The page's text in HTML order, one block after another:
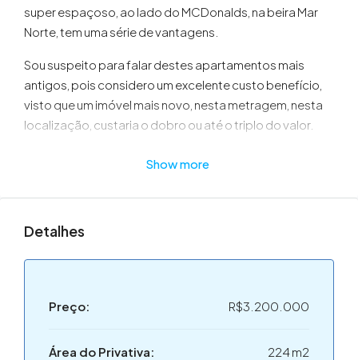
super espaçoso, ao lado do MCDonalds, na beira Mar
Norte, tem uma série de vantagens.
Sou suspeito para falar destes apartamentos mais
antigos, pois considero um excelente custo benefício,
visto que um imóvel mais novo, nesta metragem, nesta
localização, custaria o dobro ou até o triplo do valor.
Portanto, se você quer morar bem, em excelente
super completo e super moderno, sugiro investir num
revender vai lhe garantir um excelente lucro. Fica a dica.
Show more
Detalhes
Preço: R$3.200.000
Área do Privativa: 224 m2